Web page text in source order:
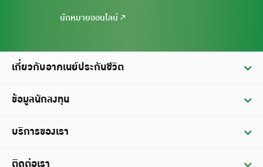
นัดหมายออนไลน์
เกี่ยวกับอาคเนย์ประกันชีวิต
คณะกรรมการบริษัท
ข้อมูลนักลงทุน
ข้อมูลฐานะทางการเงินและผลดำเนินการ
บริการของเรา